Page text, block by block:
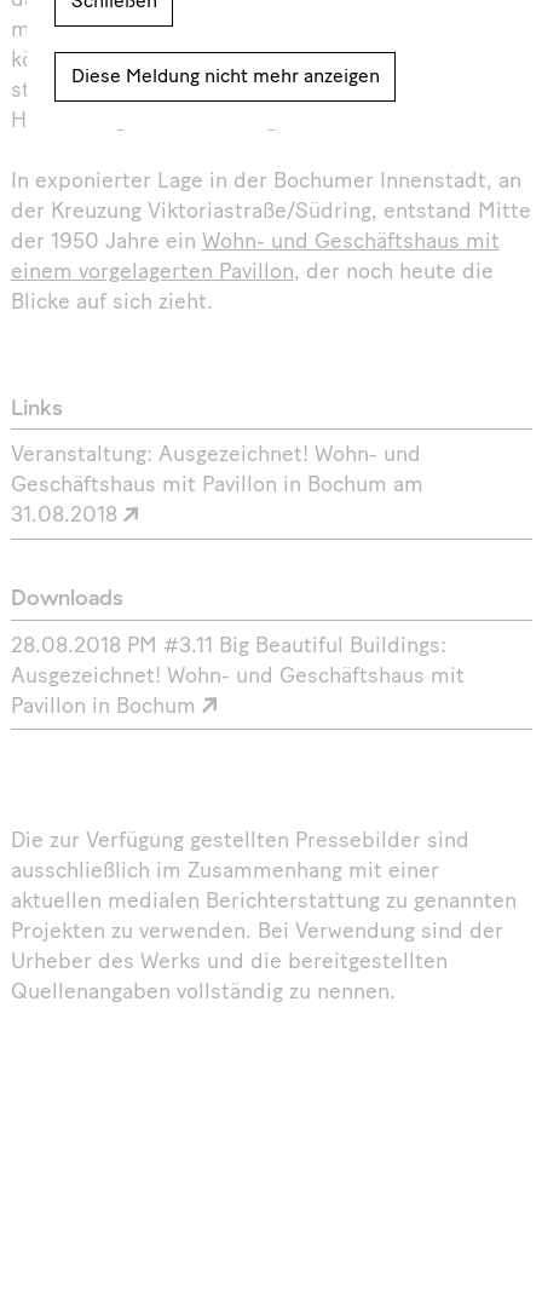
modernem und bezahlbarem Wohnraum decken zu
können, wurden Bauteile und Bautypen
standardisiert und industrielle
Herstellungsverfahren eingeführt.
In exponierter Lage in der Bochumer Innenstadt, an
der Kreuzung Viktoriastraße/Südring, entstand Mitte
der 1950 Jahre ein Wohn- und Geschäftshaus mit
einem vorgelagerten Pavillon, der noch heute die
Blicke auf sich zieht.
Links
Veranstaltung: Ausgezeichnet! Wohn- und
Geschäftshaus mit Pavillon in Bochum am
31.08.2018
Downloads
28.08.2018 PM #3.11 Big Beautiful Buildings:
Ausgezeichnet! Wohn- und Geschäftshaus mit
Pavillon in Bochum
Die zur Verfügung gestellten Pressebilder sind
ausschließlich im Zusammenhang mit einer
aktuellen medialen Berichterstattung zu genannten
Projekten zu verwenden. Bei Verwendung sind der
Urheber des Werks und die bereitgestellten
Quellenangaben vollständig zu nennen.
Diese Meldung nicht mehr anzeigen